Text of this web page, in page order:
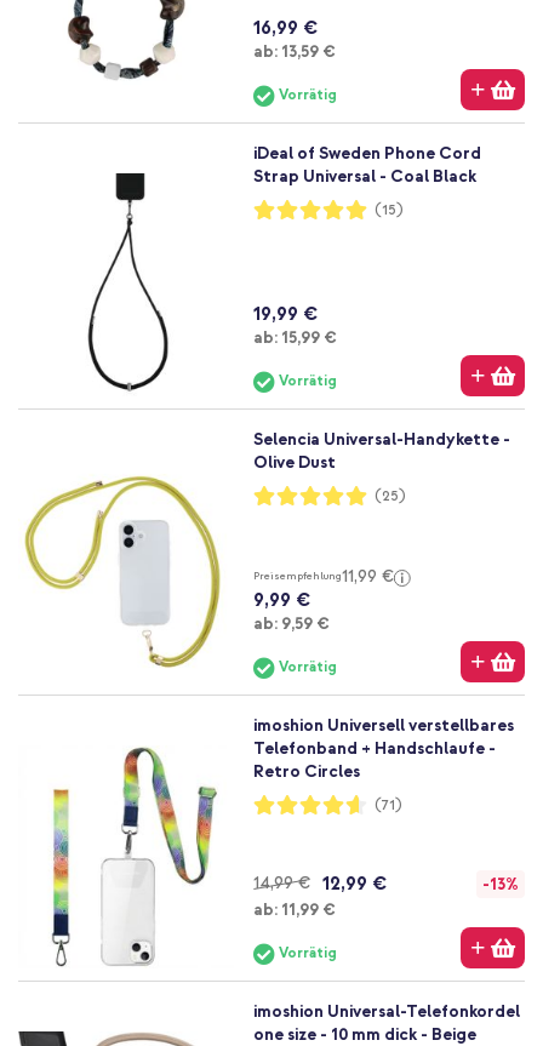
16,99 €
ab: Ab
13,59 €
Vorrätig
iDeal of Sweden Phone Cord
Strap Universal - Coal Black
Bewertung:
100%
(15)
19,99 €
ab: Ab
15,99 €
Vorrätig
Selencia Universal-Handykette -
Olive Dust
Bewertung:
99%
(25)
Preisempfehlung11,99 €
9,99 €
ab: Ab
9,59 €
Vorrätig
imoshion Universell verstellbares
Telefonband + Handschlaufe -
Retro Circles
Bewertung:
92%
(71)
14,99 € 12,99 €
-13%
ab: Ab
11,99 €
Vorrätig
imoshion Universal-Telefonkordel
one size - 10 mm dick - Beige